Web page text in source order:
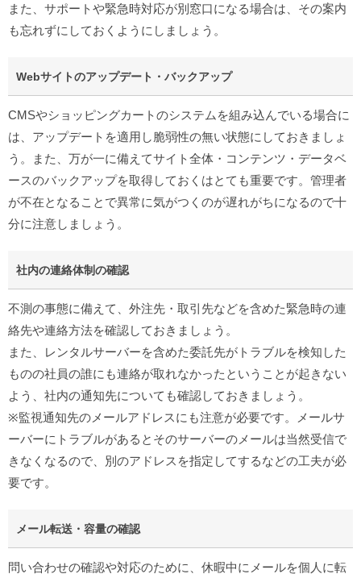
また、サポートや緊急時対応が別窓口になる場合は、その案内
も忘れずにしておくようにしましょう。
Webサイトのアップデート・バックアップ
CMSやショッピングカートのシステムを組み込んでいる場合に
は、アップデートを適用し脆弱性の無い状態にしておきましょ
う。また、万が一に備えてサイト全体・コンテンツ・データベ
ースのバックアップを取得しておくはとても重要です。管理者
が不在となることで異常に気がつくのが遅れがちになるので十
分に注意しましょう。
社内の連絡体制の確認
不測の事態に備えて、外注先・取引先などを含めた緊急時の連
絡先や連絡方法を確認しておきましょう。
また、レンタルサーバーを含めた委託先がトラブルを検知した
ものの社員の誰にも連絡が取れなかったということが起きない
よう、社内の通知先についても確認しておきましょう。
※監視通知先のメールアドレスにも注意が必要です。メールサ
ーバーにトラブルがあるとそのサーバーのメールは当然受信で
きなくなるので、別のアドレスを指定してするなどの工夫が必
要です。
メール転送・容量の確認
問い合わせの確認や対応のために、休暇中にメールを個人に転